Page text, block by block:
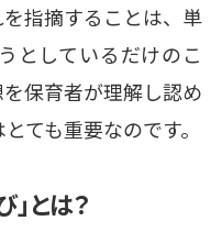
指摘することは、単
としているだけのこ
保育者が理解し認め
ても重要なのです。
とは？